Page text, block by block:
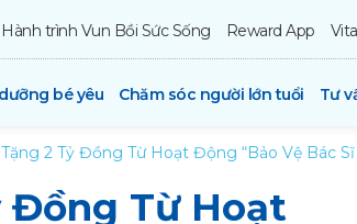
Hành trình Vun Bồi Sức Sống Reward App
bé yêu Chăm sóc người lớn tuổi Tư
2 Tỷ Đồng Từ Hoạt Động “Bảo Vệ Bác Sĩ
Đồng Từ Hoạt